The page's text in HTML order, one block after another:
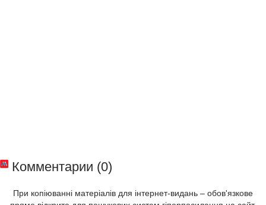
Комментарии (0)
При копіюванні матеріалів для інтернет-видань – обов'язкове